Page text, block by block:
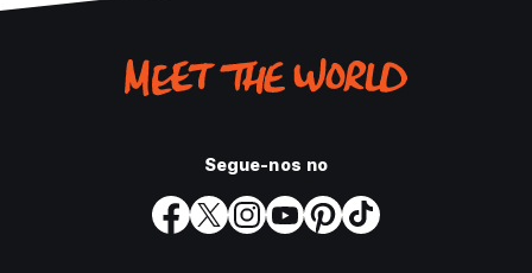
Segue-nos no